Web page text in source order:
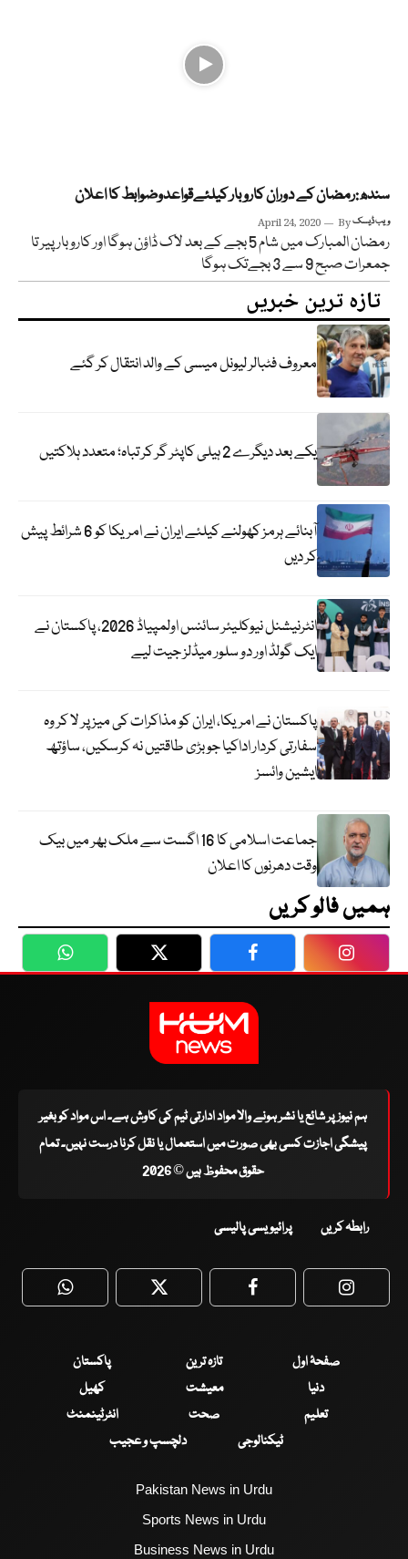
سندھ:رمضان کے دوران کاروبار کیلئےقواعدوضوابط کا اعلان
April 24, 2020 Byویب ڈیسک
رمضان المبارک میں شام 5 بجے کے بعد لاک ڈاؤن ہوگا اور کاروبار پیر تا
جمعرات صبح 9 سے 3 بجےتک ہوگا
تازہ ترین خبریں
معروف فٹبالر لیونل میسی کے والد انتقال کر گئے
یکے بعد دیگرے 2 ہیلی کاپٹر گر کر تباہ؛ متعدد ہلاکتیں
آبنائے ہرمز کھولنے کیلئے ایران نے امریکا کو 6 شرائط پیش
کر دیں
انٹرنیشنل نیوکلیئر سائنس اولمپیاڈ 2026، پاکستان نے
ایک گولڈ اور دو سلور میڈلز جیت لیے
پاکستان نے امریکا، ایران کو مذاکرات کی میز پر لا کر وہ
سفارتی کردار اداکیا جو بڑی طاقتیں نہ کرسکیں، ساؤتھ
ایشین وائسز
جماعت اسلامی کا 16 اگست سے ملک بھر میں بیک
وقت دھرنوں کا اعلان
ہمیں فالو کریں
WhatsApp Twitter Facebook
ہم نیوز پر شائع یا نشر ہونے والا مواد ادارتی ٹیم کی کاوش ہے۔ اس مواد کو بغیر
پیشگی اجازت کسی بھی صورت میں استعمال یا نقل کرنا درست نہیں۔ تمام
حقوق محفوظ ہیں © 2026
رابطہ کریں پرائیویسی پالیسی
WhatsApp Twitter Facebook
صفحۂ اول تازہ ترین
پاکستان
دنیا
معیشت
کھیل
تعلیم
صحت
انٹرٹینمنٹ
ٹیکنالوجی
دلچسپ و عجیب
Pakistan News in Urdu
Sports News in Urdu
Business News in Urdu